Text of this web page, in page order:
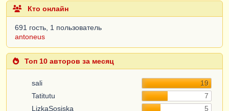
Кто онлайн
691 гость, 1 пользователь
antoneus
Топ 10 авторов за месяц
sali
19
Tatitutu
7
LizkaSosiska
5